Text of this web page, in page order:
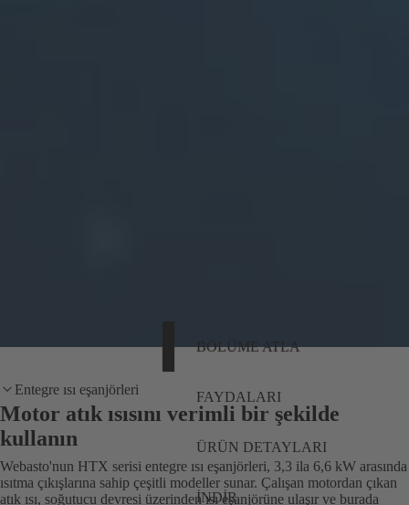
BÖLÜME ATLA
FAYDALARI
ÜRÜN DETAYLARI
İNDIR
Entegre ısı eşanjörleri
Motor atık ısısını verimli bir şekilde
kullanın
Webasto'nun HTX serisi entegre ısı eşanjörleri, 3,3 ila 6,6 kW arasında
ısıtma çıkışlarına sahip çeşitli modeller sunar. Çalışan motordan çıkan
atık ısı, soğutucu devresi üzerinden ısı eşanjörüne ulaşır ve burada